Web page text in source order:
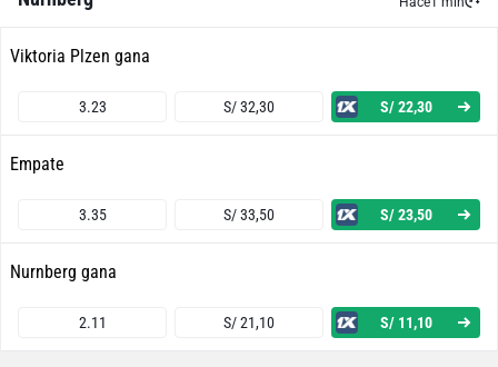
Viktoria Plzen gana
3.23 S/ 32,30 S/ 22,30
Empate
3.35 S/ 33,50 S/ 23,50
Nurnberg gana
2.11 S/ 21,10 S/ 11,10